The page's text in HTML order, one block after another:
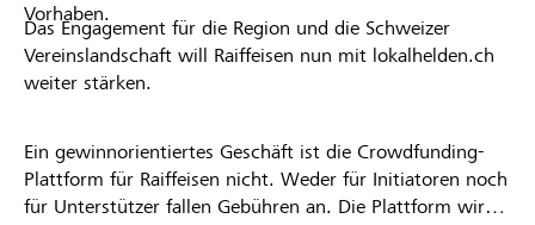
Vorhaben.
Das Engagement für die Region und die Schweizer
Vereinslandschaft will Raiffeisen nun mit lokalhelden.ch
weiter stärken.
Ein gewinnorientiertes Geschäft ist die Crowdfunding-
Plattform für Raiffeisen nicht. Weder für Initiatoren noch
für Unterstützer fallen Gebühren an. Die Plattform wird